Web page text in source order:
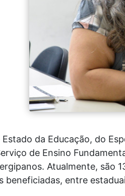
Estado da Educação, do
de Ensino
Atualmente, são
beneficiadas, entre